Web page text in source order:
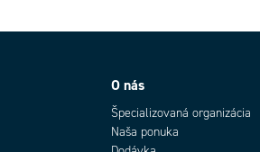
O nás
Špecializovaná organizácia
Naša ponuka